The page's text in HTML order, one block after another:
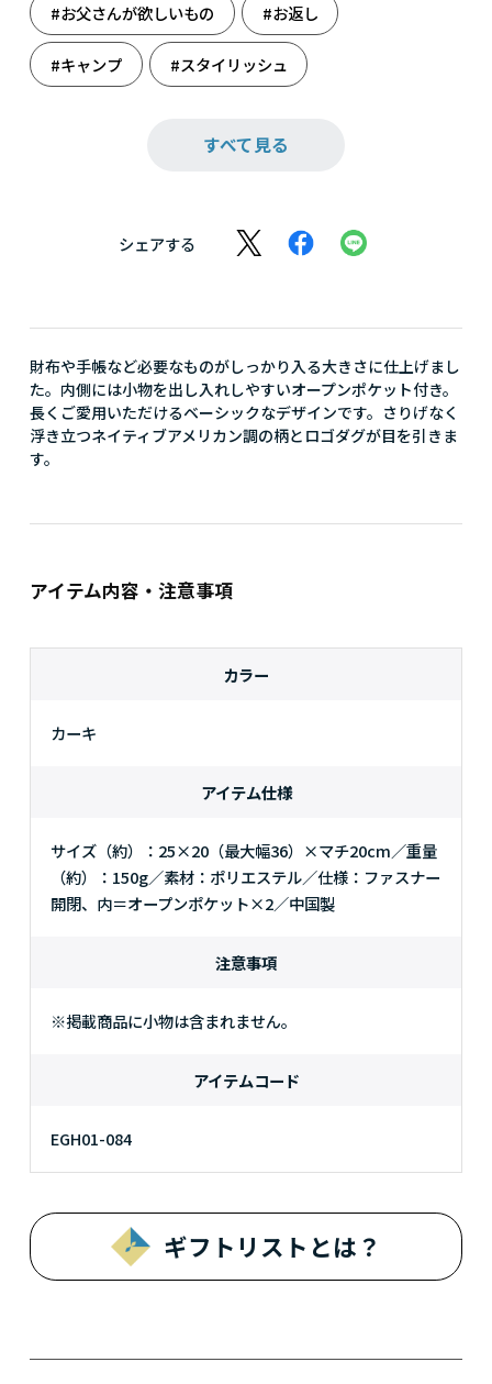
#お父さんが欲しいもの #お返し
#キャンプ #スタイリッシュ
#紅葉ハイキング #雑貨 #自然と遊ぶ
#秋のアウトドア #秋のキャンプ
#秋のレジャー #秋の野遊び
#誕生日（男性） #父の日 #父の日ギフト
#野遊び #旅のお供
すべて見る
シェアする
財布や手帳など必要なものがしっかり入る大きさに仕上げまし
た。内側には小物を出し入れしやすいオープンポケット付き。
長くご愛用いただけるベーシックなデザインです。さりげなく
浮き立つネイティブアメリカン調の柄とロゴダグが目を引きま
す。
アイテム内容・注意事項
カラー
カーキ
アイテム仕様
サイズ（約）：25×20（最大幅36）×マチ20cm／重量
（約）：150g／素材：ポリエステル／仕様：ファスナー
開閉、内＝オープンポケット×2／中国製
注意事項
※掲載商品に小物は含まれません。
アイテムコード
EGH01-084
ギフトリストとは？